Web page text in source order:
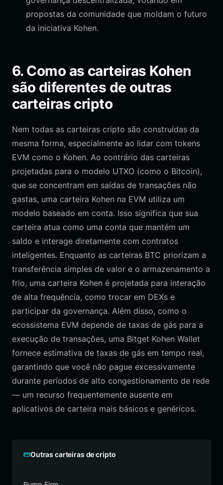
propostas da comunidade que moldam o futuro
da iniciativa Kohen.
6. Como as carteiras Kohen
são diferentes de outras
carteiras cripto
Nem todas as carteiras cripto são construídas da
mesma forma, especialmente ao lidar com tokens
EVM como o Kohen. Ao contrário das carteiras
projetadas para o modelo UTXO (como o Bitcoin),
que se concentram em saídas de transações não
gastas, uma carteira Kohen na EVM utiliza um
modelo baseado em conta. Isso significa que sua
carteira atua como uma conta que mantém um
saldo e interage diretamente com contratos
inteligentes. Enquanto as carteiras BTC priorizam a
transferência simples de valor e o armazenamento a
frio, uma carteira Kohen é projetada para interação
de alta frequência, como trocar em DEXs e
participar da governança. Além disso, como o
ecossistema EVM depende de taxas de gás para a
execução de transações, uma Bitget Kohen Wallet
fornece estimativa de taxas de gás em tempo real,
garantindo que você não pague excessivamente
durante períodos de alto congestionamento de rede
— um recurso frequentemente ausente em
aplicativos de carteira mais básicos e genéricos.
Outras carteiras de cripto